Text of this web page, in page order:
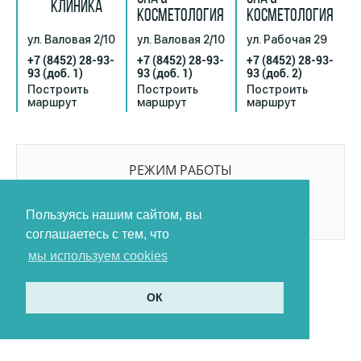
Пользуясь нашим сайтом, вы
соглашаетесь с тем, что
мы используем cookies
ОК
КЛИНИКА
ул. Валовая 2/10
+7 (8452) 28-93-
93(доб. 1)
Построить
маршрут
КОСМЕТОЛОГИЯ
ул. Валовая 2/10
+7 (8452) 28-93-
93(доб. 1)
Построить
маршрут
КОСМЕТОЛОГИЯ
ул. Рабочая 29
+7 (8452) 28-93-
93(доб. 2)
Построить
маршрут
РЕЖИМ РАБОТЫ
БЕЗ ПЕРЕРЫВОВ И ВЫХОДНЫХ